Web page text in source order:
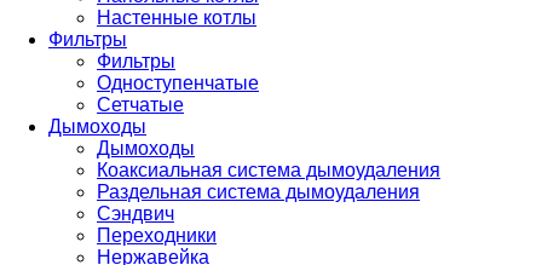
Настенные котлы
Фильтры
Фильтры
Одноступенчатые
Сетчатые
Дымоходы
Дымоходы
Коаксиальная система дымоудаления
Раздельная система дымоудаления
Сэндвич
Переходники
Нержавейка